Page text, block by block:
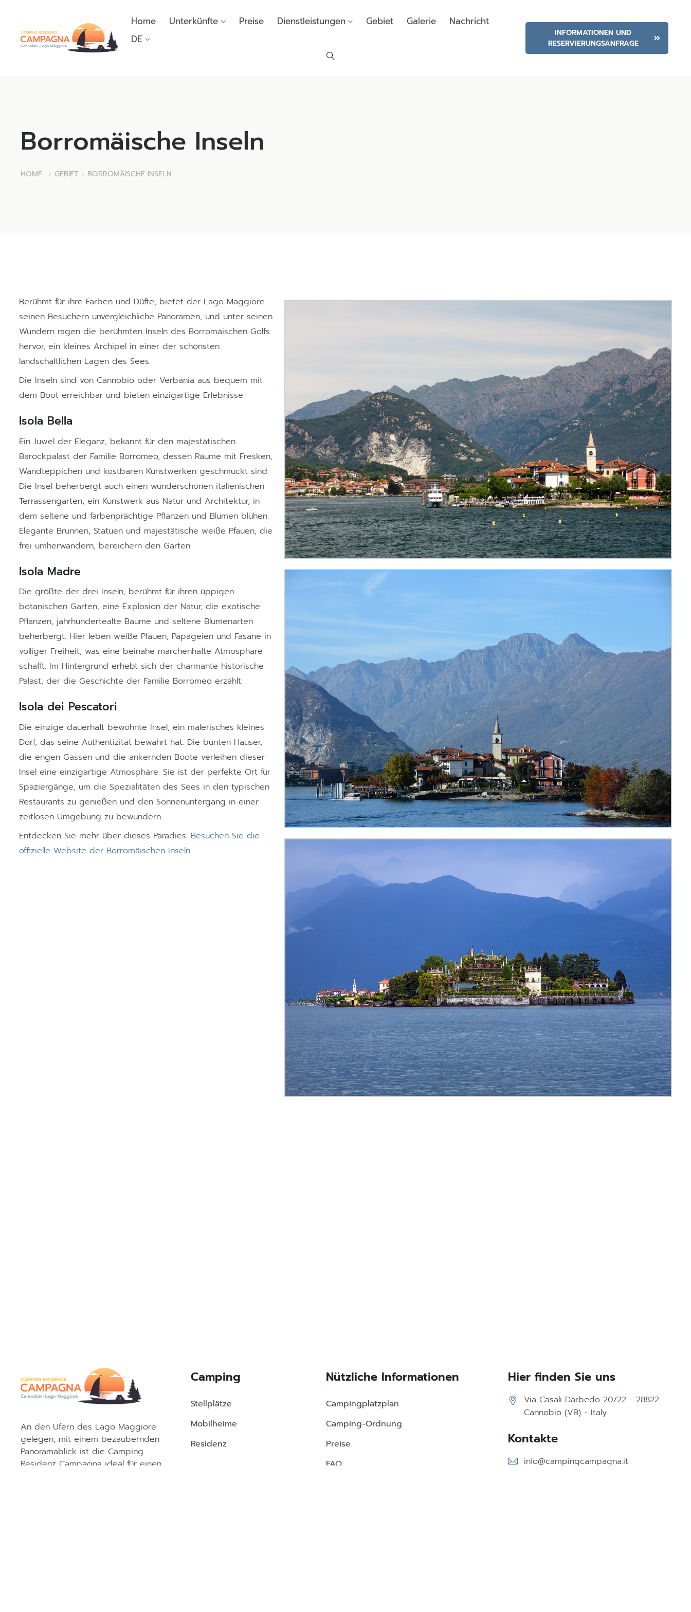
Home Unterkünfte Preise Dienstleistungen Gebiet Galerie
Nachricht
DE
INFORMATIONEN UND
RESERVIERUNGSANFRAGE
Borromäische Inseln
HOME GEBIET BORROMÄISCHE INSELN
Berühmt für ihre Farben und Düfte, bietet der Lago Maggiore
seinen Besuchern unvergleichliche Panoramen, und unter seinen
Wundern ragen die berühmten Inseln des Borromäischen Golfs
hervor, ein kleines Archipel in einer der schönsten
landschaftlichen Lagen des Sees.
Die Inseln sind von Cannobio oder Verbania aus bequem mit
dem Boot erreichbar und bieten einzigartige Erlebnisse:
Isola Bella
Ein Juwel der Eleganz, bekannt für den majestätischen
Barockpalast der Familie Borromeo, dessen Räume mit Fresken,
Wandteppichen und kostbaren Kunstwerken geschmückt sind.
Die Insel beherbergt auch einen wunderschönen italienischen
Terrassengarten, ein Kunstwerk aus Natur und Architektur, in
dem seltene und farbenprächtige Pflanzen und Blumen blühen.
Elegante Brunnen, Statuen und majestätische weiße Pfauen, die
frei umherwandern, bereichern den Garten.
Isola Madre
Die größte der drei Inseln, berühmt für ihren üppigen
botanischen Garten, eine Explosion der Natur, die exotische
Pflanzen, jahrhundertealte Bäume und seltene Blumenarten
beherbergt. Hier leben weiße Pfauen, Papageien und Fasane in
völliger Freiheit, was eine beinahe märchenhafte Atmosphäre
schafft. Im Hintergrund erhebt sich der charmante historische
Palast, der die Geschichte der Familie Borromeo erzählt.
Isola dei Pescatori
Die einzige dauerhaft bewohnte Insel, ein malerisches kleines
Dorf, das seine Authentizität bewahrt hat. Die bunten Häuser,
die engen Gassen und die ankernden Boote verleihen dieser
Insel eine einzigartige Atmosphäre. Sie ist der perfekte Ort für
Spaziergänge, um die Spezialitäten des Sees in den typischen
Restaurants zu genießen und den Sonnenuntergang in einer
zeitlosen Umgebung zu bewundern.
Entdecken Sie mehr über dieses Paradies: Besuchen Sie die
offizielle Website der Borromäischen Inseln.
An den Ufern des Lago Maggiore
gelegen, mit einem bezaubernden
Panoramablick ist die Camping
Residenz Campagna ideal für einen
Camping
Stellplätze
Mobilheime
Residenz
Nützliche Informationen
Campingplatzplan
Camping-Ordnung
Preise
FAQ
Hier finden Sie uns
Via Casali Darbedo 20/22 - 28822
Cannobio (VB) - Italy
Kontakte
info@campingcampagna.it